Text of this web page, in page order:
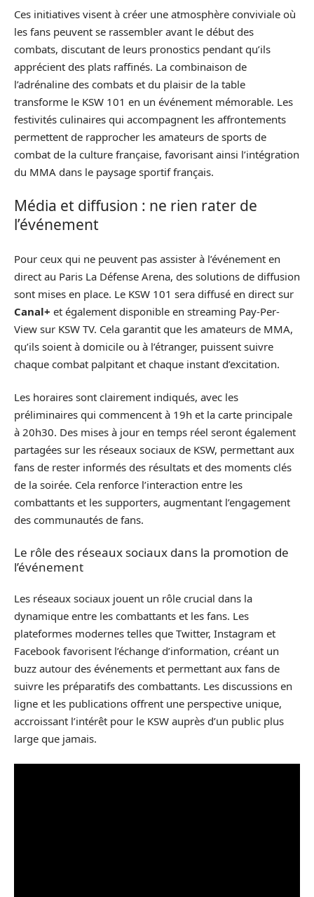
Ces initiatives visent à créer une atmosphère conviviale où
les fans peuvent se rassembler avant le début des
combats, discutant de leurs pronostics pendant qu’ils
apprécient des plats raffinés. La combinaison de
l’adrénaline des combats et du plaisir de la table
transforme le KSW 101 en un événement mémorable. Les
festivités culinaires qui accompagnent les affrontements
permettent de rapprocher les amateurs de sports de
combat de la culture française, favorisant ainsi l’intégration
du MMA dans le paysage sportif français.
Média et diffusion : ne rien rater de
l’événement
Pour ceux qui ne peuvent pas assister à l’événement en
direct au Paris La Défense Arena, des solutions de diffusion
sont mises en place. Le KSW 101 sera diffusé en direct sur
Canal+ et également disponible en streaming Pay-Per-
View sur KSW TV. Cela garantit que les amateurs de MMA,
qu’ils soient à domicile ou à l’étranger, puissent suivre
chaque combat palpitant et chaque instant d’excitation.
Les horaires sont clairement indiqués, avec les
préliminaires qui commencent à 19h et la carte principale
à 20h30. Des mises à jour en temps réel seront également
partagées sur les réseaux sociaux de KSW, permettant aux
fans de rester informés des résultats et des moments clés
de la soirée. Cela renforce l’interaction entre les
combattants et les supporters, augmentant l’engagement
des communautés de fans.
Le rôle des réseaux sociaux dans la promotion de
l’événement
Les réseaux sociaux jouent un rôle crucial dans la
dynamique entre les combattants et les fans. Les
plateformes modernes telles que Twitter, Instagram et
Facebook favorisent l’échange d’information, créant un
buzz autour des événements et permettant aux fans de
suivre les préparatifs des combattants. Les discussions en
ligne et les publications offrent une perspective unique,
accroissant l’intérêt pour le KSW auprès d’un public plus
large que jamais.